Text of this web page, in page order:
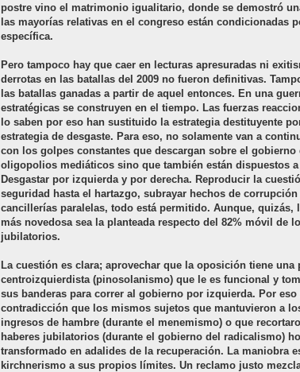
postre vino el matrimonio igualitario, donde se demostró
las mayorías relativas en el congreso están condicionadas
específica.
Pero tampoco hay que caer en lecturas apresuradas ni
derrotas en las batallas del 2009 no fueron definitivas.
las batallas ganadas a partir de aquel entonces. En una
estratégicas se construyen en el tiempo. Las fuerzas
lo saben por eso han sustituido la estrategia destituyente
estrategia de desgaste. Para eso, no solamente van a
con los golpes constantes que descargan sobre el gobierno
oligopolios mediáticos sino que también están dispuestos a
Desgastar por izquierda y por derecha. Reproducir la
seguridad hasta el hartazgo, subrayar hechos de
cancillerías paralelas, todo está permitido. Aunque, quizás,
más novedosa sea la planteada respecto del 82% móvil de
jubilatorios.
La cuestión es clara; aprovechar que la oposición tiene una
centroizquierdista (pinosolanismo) que le es funcional y
sus banderas para correr al gobierno por izquierda. Por eso
contradicción que los mismos sujetos que mantuvieron a
ingresos de hambre (durante el menemismo) o que
haberes jubilatorios (durante el gobierno del radicalismo)
transformado en adalides de la recuperación. La maniobra
kirchnerismo a sus propios límites. Un reclamo justo